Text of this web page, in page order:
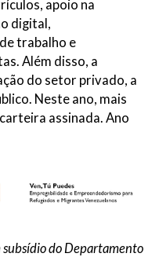
apoio na
digital,
trabalho e
Além disso, a
do setor privado, a
Neste ano, mais
assinada. Ano
do Departamento